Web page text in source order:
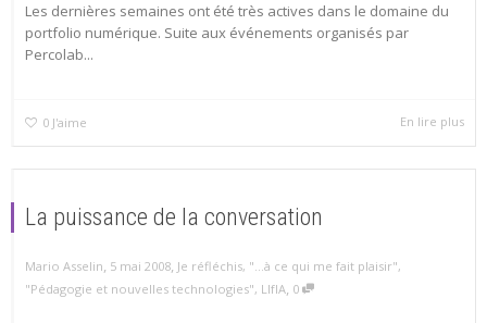
Les dernières semaines ont été très actives dans le domaine du
portfolio numérique. Suite aux événements organisés par
Percolab...
0 J'aime En lire plus
La puissance de la conversation
Mario Asselin, 5 mai 2008, Je réfléchis, "...à ce qui me fait plaisir",
"Pédagogie et nouvelles technologies", LIfIA, 0